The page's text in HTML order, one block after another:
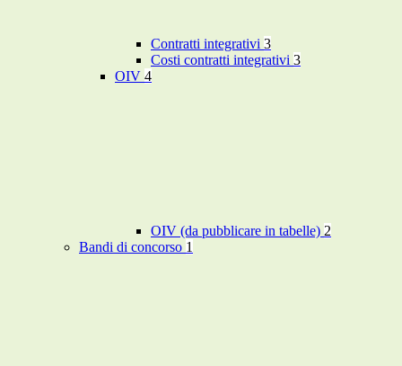
Contratti integrativi 3
Costi contratti integrativi 3
OIV 4
OIV (da pubblicare in tabelle) 2
Bandi di concorso 1